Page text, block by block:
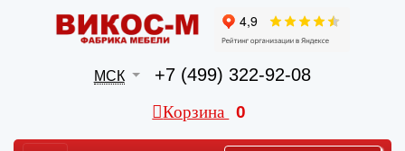
МСК +7 (499) 322-92-08
Корзина 0